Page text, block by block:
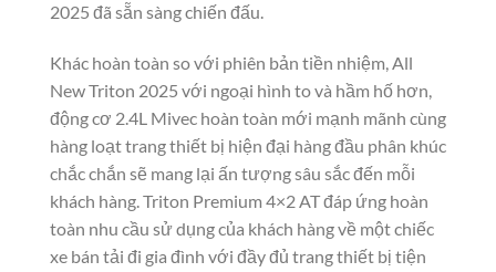
2025 đã sẵn sàng chiến đấu.
Khác hoàn toàn so với phiên bản tiền nhiệm, All
New Triton 2025 với ngoại hình to và hầm hố hơn,
động cơ 2.4L Mivec hoàn toàn mới mạnh mãnh cùng
hàng loạt trang thiết bị hiện đại hàng đầu phân khúc
chắc chắn sẽ mang lại ấn tượng sâu sắc đến mỗi
khách hàng. Triton Premium 4×2 AT đáp ứng hoàn
toàn nhu cầu sử dụng của khách hàng về một chiếc
xe bán tải đi gia đình với đầy đủ trang thiết bị tiện